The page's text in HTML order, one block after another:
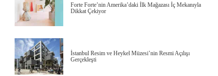
Forte Forte’nin Amerika’daki İlk Mağazası İç Mekanıyla
Dikkat Çekiyor
İstanbul Resim ve Heykel Müzesi’nin Resmi Açılışı
Gerçekleşti